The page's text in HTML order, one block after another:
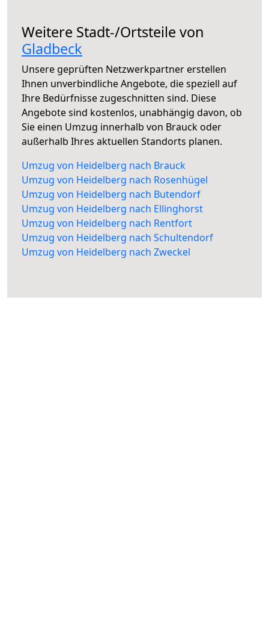
Weitere Stadt-/Ortsteile von
Gladbeck
Unsere geprüften Netzwerkpartner erstellen
Ihnen unverbindliche Angebote, die speziell auf
Ihre Bedürfnisse zugeschnitten sind. Diese
Angebote sind kostenlos, unabhängig davon, ob
Sie einen Umzug innerhalb von Brauck oder
außerhalb Ihres aktuellen Standorts planen.
Umzug von Heidelberg nach Brauck
Umzug von Heidelberg nach Rosenhügel
Umzug von Heidelberg nach Butendorf
Umzug von Heidelberg nach Ellinghorst
Umzug von Heidelberg nach Rentfort
Umzug von Heidelberg nach Schultendorf
Umzug von Heidelberg nach Zweckel